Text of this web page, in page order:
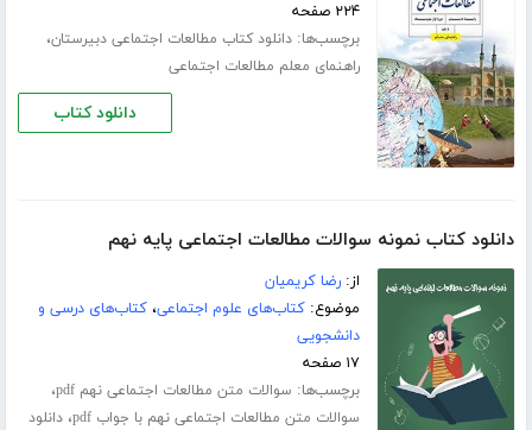
۲۲۴ صفحه
برچسب‌ها:دانلود کتاب مطالعات اجتماعی دبیرستان،
راهنمای معلم مطالعات اجتماعی
دانلود کتاب
دانلود کتاب نمونه سوالات مطالعات اجتماعی پایه نهم
از:رضا کریمیان
موضوع:کتاب‌های علوم اجتماعی،کتاب‌های درسی و
دانشجویی
۱۷ صفحه
برچسب‌ها: سوالات متن مطالعات اجتماعی نهم pdf ،
سوالات متن مطالعات اجتماعی نهم با جواب pdf ،دانلود